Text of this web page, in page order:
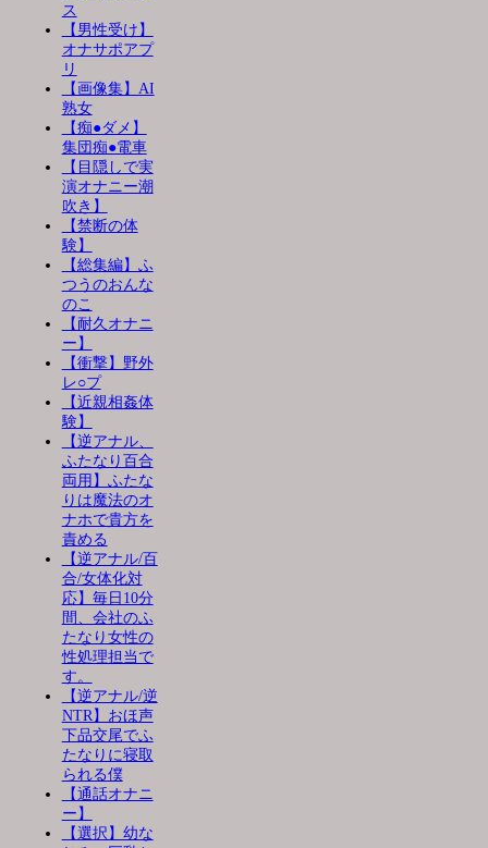
ス
【男性受け】
オナサポアプ
リ
【画像集】AI
熟女
【痴●ダメ】
集団痴●電車
【目隠しで実
演オナニー潮
吹き】
【禁断の体
験】
【総集編】ふ
つうのおんな
のこ
【耐久オナニ
ー】
【衝撃】野外
レ○プ
【近親相姦体
験】
【逆アナル、
ふたなり百合
両用】ふたな
りは魔法のオ
ナホで貴方を
責める
【逆アナル/百
合/女体化対
応】毎日10分
間、会社のふ
たなり女性の
性処理担当で
す。
【逆アナル/逆
NTR】おほ声
下品交尾でふ
たなりに寝取
られる僕
【通話オナニ
ー】
【選択】幼な